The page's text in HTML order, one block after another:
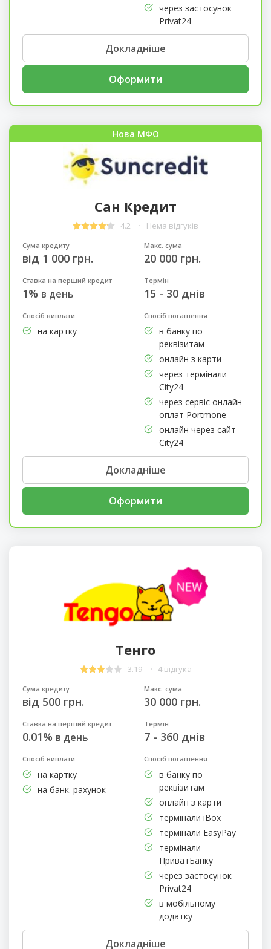
через застосунок
Privat24
Докладніше
Оформити
Нова МФО
Сан Кредит
4.2 Нема відгуків
Сума кредиту
від 1 000 грн.
Макс. сума
20 000 грн.
Ставка на перший кредит
1% в день
Термін
15 - 30 днів
Спосіб виплати
на картку
Спосіб погашення
в банку по
реквізитам
онлайн з карти
через термінали
City24
через сервіс онлайн
оплат Portmone
онлайн через сайт
City24
Докладніше
Оформити
Тенго
3.19 4 відгука
Сума кредиту
від 500 грн.
Макс. сума
30 000 грн.
Ставка на перший кредит
0.01% в день
Термін
7 - 360 днів
Спосіб виплати
на картку
на банк. рахунок
Спосіб погашення
в банку по
реквізитам
онлайн з карти
термінали iBox
термінали EasyPay
термінали
ПриватБанку
через застосунок
Privat24
в мобільному
додатку
Докладніше